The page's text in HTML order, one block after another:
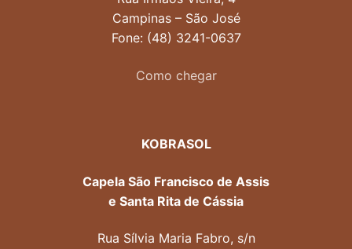
Campinas – São José
Fone: (48) 3241-0637
Como chegar
KOBRASOL
Capela São Francisco de Assis
e Santa Rita de Cássia
Rua Sílvia Maria Fabro, s/n